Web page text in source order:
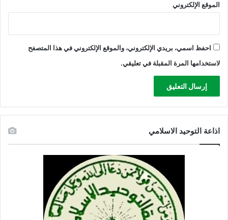
الموقع الإلكتروني
احفظ اسمي، بريدي الإلكتروني، والموقع الإلكتروني في هذا المتصفح
لاستخدامها المرة المقبلة في تعليقي.
اذاعة التوحيد الاسلامي